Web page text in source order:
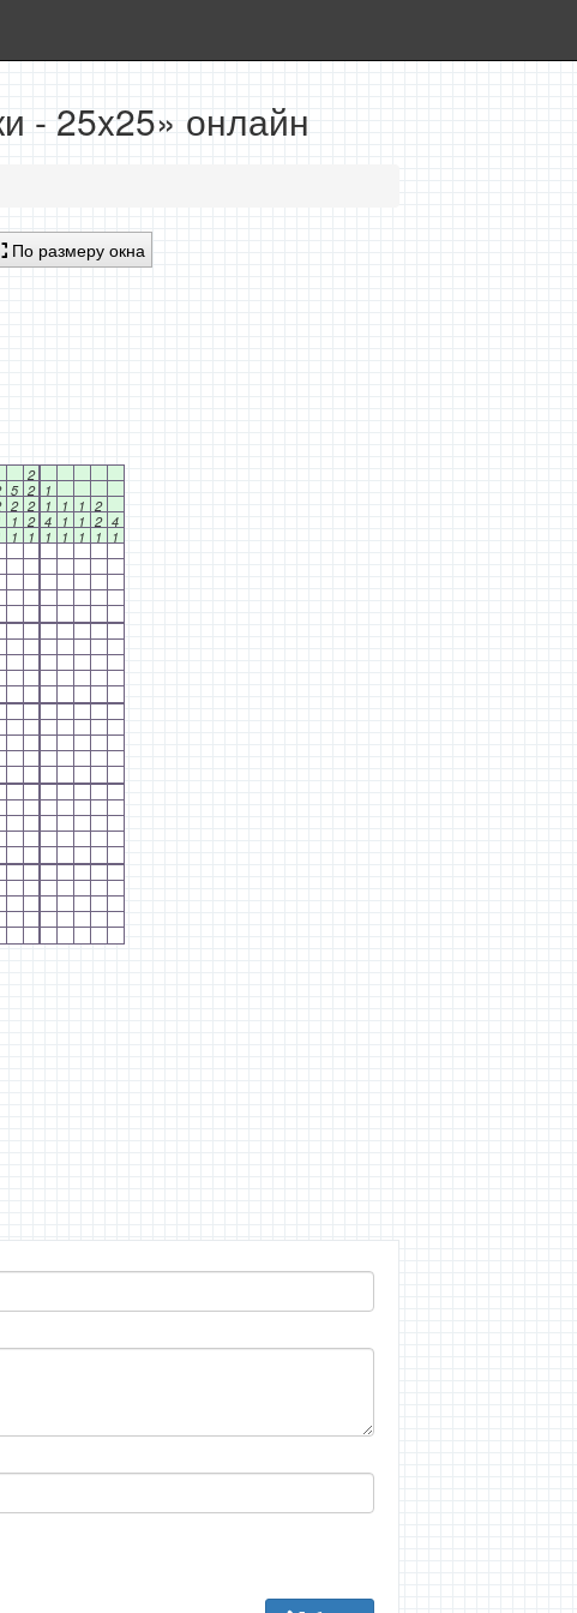
- 25x25» онлайн
По размеру окна
2
5 2
1
2 2 1 1 1 2
1 2 4 1 1 2 4
1 1 1 1 1 1
1